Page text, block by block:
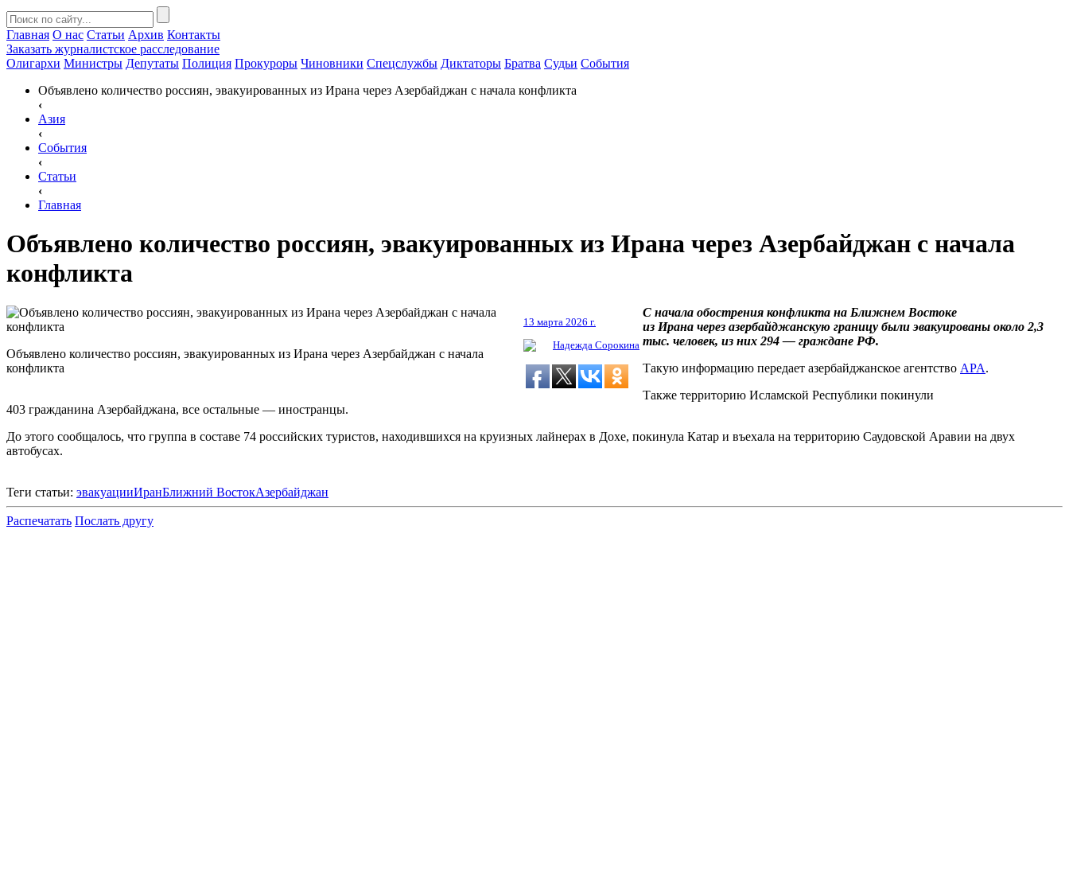
Главная О нас Статьи Архив Контакты
Заказать журналистское расследование
Олигархи Министры Депутаты Полиция Прокуроры Чиновники Спецслужбы Диктаторы Братва Судьи События
Объявлено количество россиян, эвакуированных из Ирана через Азербайджан с начала конфликта
‹
Азия
‹
События
‹
Статьи
‹
Главная
Объявлено количество россиян, эвакуированных из Ирана через Азербайджан с начала
конфликта
Объявлено количество россиян, эвакуированных из Ирана через Азербайджан с начала
конфликта
13 марта 2026 г.
Надежда Сорокина
С начала обострения конфликта на Ближнем Востоке
из Ирана через азербайджанскую границу были эвакуированы около 2,3
тыс. человек, из них 294 — граждане РФ.
Такую информацию передает азербайджанское агентство APA.
Также территорию Исламской Республики покинули
403 гражданина Азербайджана, все остальные — иностранцы.
До этого сообщалось, что группа в составе 74 российских туристов, находившихся на круизных лайнерах в Дохе, покинула Катар и въехала на территорию Саудовской Аравии на двух
автобусах.
Теги статьи: эвакуацииИранБлижний ВостокАзербайджан
Распечатать Послать другу